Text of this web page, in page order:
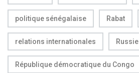
politique sénégalaise Rabat
relations internationales Russie
République démocratique du Congo